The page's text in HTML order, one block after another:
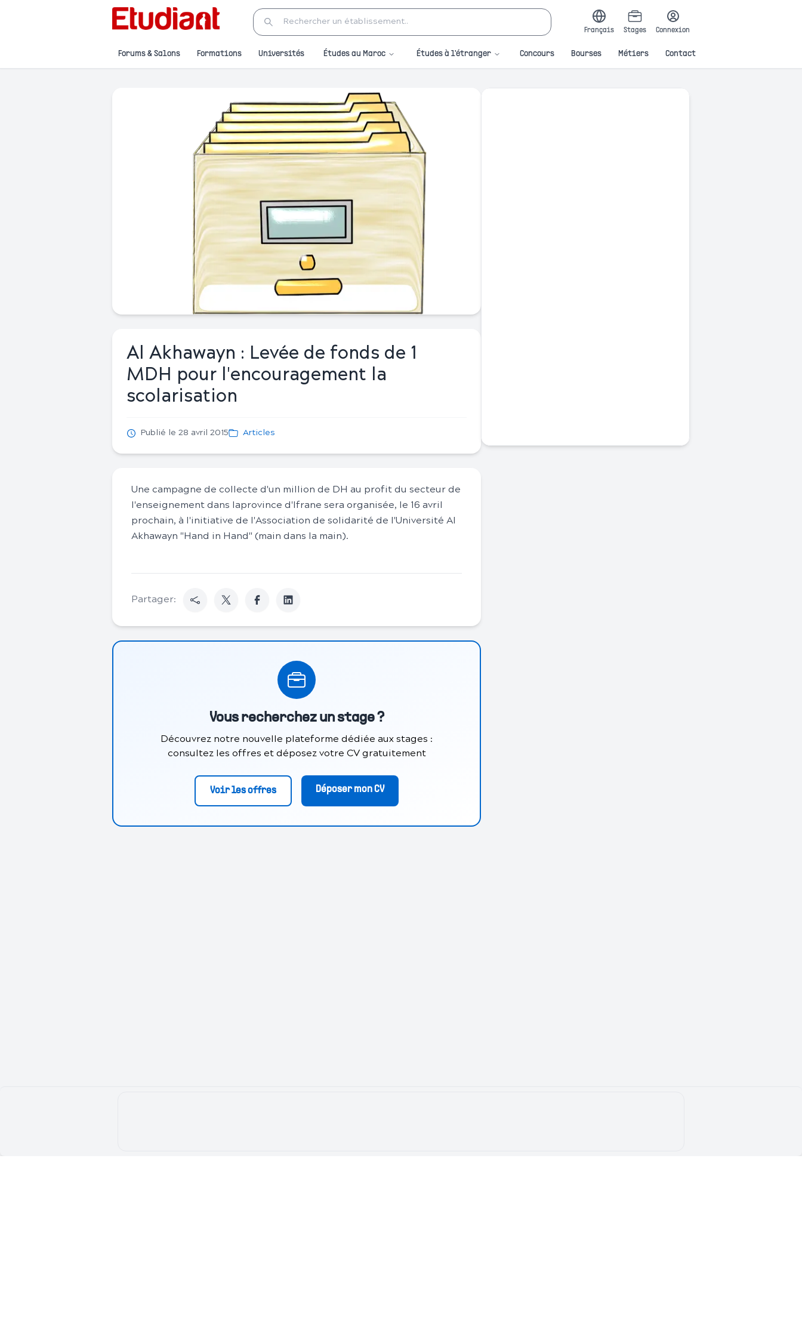
Français Stages Connexion
Forums & Salons Formations Universités Études au Maroc Études à l'étranger Concours Bourses Métiers Contact
Al Akhawayn : Levée de fonds de 1
MDH pour l'encouragement la
scolarisation
Publié le 28 avril 2015 Articles
Une campagne de collecte d'un million de DH au profit du secteur de
l'enseignement dans laprovince d'Ifrane sera organisée, le 16 avril
prochain, à l'initiative de l'Association de solidarité de l'Université Al
Akhawayn "Hand in Hand" (main dans la main).
Partager:
Vous recherchez un stage ?
Découvrez notre nouvelle plateforme dédiée aux stages :
consultez les offres et déposez votre CV gratuitement
Voir les offres Déposer mon CV